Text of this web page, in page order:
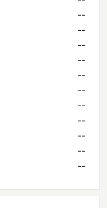
--
--
--
--
--
--
--
--
--
--
--